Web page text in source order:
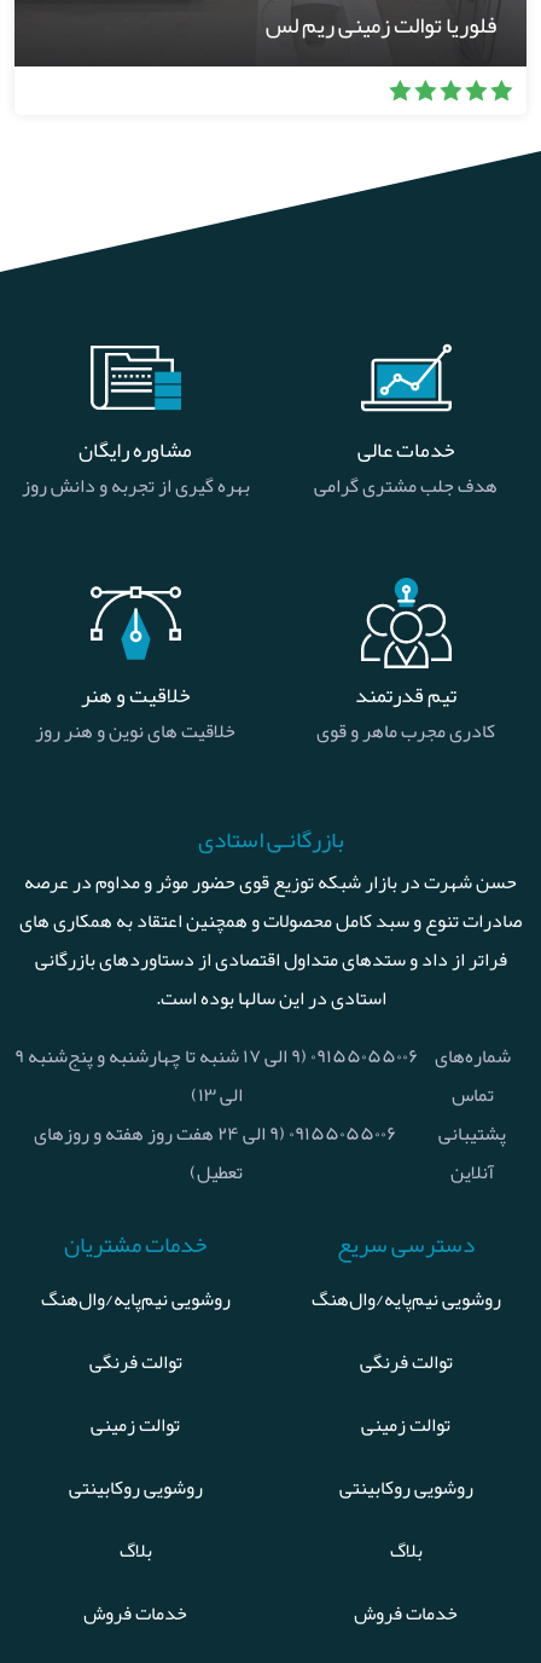
فلوریا توالت زمینی ریم لس
خدمات عالی
هدف جلب مشتری گرامی
مشاوره رایگان
بهره گیری از تجربه و دانش روز
تیم قدرتمند
کادری مجرب ماهر و قوی
خلاقیت و هنر
خلاقیت های نوین و هنر روز
بازرگانـی استادی
حسن شهرت در بازار شبکه توزیع قوی حضور موثر و مداوم در عرصه
صادرات تنوع و سبد کامل محصولات و همچنین اعتقاد به همکاری های
فراتر از داد و ستدهای متداول اقتصادی از دستاوردهای بازرگانی
استادی در این سالها بوده است.
شماره‌های
تماس
۰۹۱۵۵۰۵۵۰۰۶ (۹ الی ۱۷ شنبه تا چهارشنبه و پنج‌شنبه ۹
الی ۱۳)
پشتیبانی
آنلاین
۰۹۱۵۵۰۵۵۰۰۶ (۹ الی ۲۴ هفت روز هفته و روزهای
تعطیل)
دسترسی سریع
روشویی نیم‌پایه/وال‌هنگ
توالت فرنگی
توالت زمینی
روشویی روکابینتی
بلاگ
خدمات فروش
خدمات مشتریان
روشویی نیم‌پایه/وال‌هنگ
توالت فرنگی
توالت زمینی
روشویی روکابینتی
بلاگ
خدمات فروش